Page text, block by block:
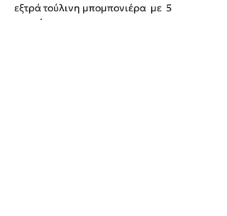
εξτρά τούλινη μπομπονιέρα με 5
κουφέτα